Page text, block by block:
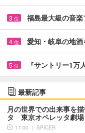
3 位 福島最大級の音
4 位 愛知・岐阜の地
5 位 『サントリー1
最新記事
月の世界での出来事を
タ 東京オペレッタ劇場
17:00 ｜ SPICER